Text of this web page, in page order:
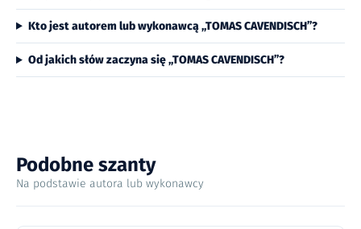
Kto jest autorem lub wykonawcą „TOMAS CAVENDISCH”?
Od jakich słów zaczyna się „TOMAS CAVENDISCH”?
Podobne szanty
Na podstawie autora lub wykonawcy